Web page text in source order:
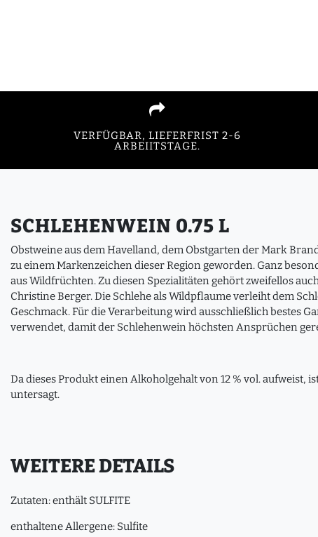
VERFÜGBAR, LIEFERFRIST 2-6
ARBEIITSTAGE.
SCHLEHENWEIN 0.75 L
Obstweine aus dem Havelland, dem Obstgarten der Mark
zu einem Markenzeichen dieser Region geworden. Ganz
aus Wildfrüchten. Zu diesen Spezialitäten gehört zweifellos
Christine Berger. Die Schlehe als Wildpflaume verleiht dem
Geschmack. Für die Verarbeitung wird ausschließlich bestes
verwendet, damit der Schlehenwein höchsten Ansprüchen
Da dieses Produkt einen Alkoholgehalt von 12 % vol. aufweist,
untersagt.
WEITERE DETAILS
Zutaten: enthält SULFITE
enthaltene Allergene: Sulfite